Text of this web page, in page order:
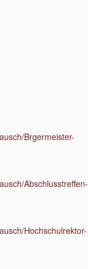
Brgermeister-
Abschlusstreffen-
Hochschulrektor-